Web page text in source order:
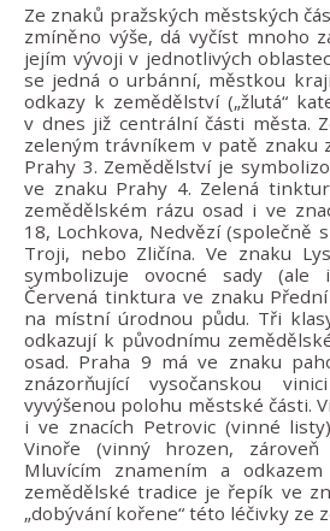
Ze znaků pražských městských
zmíněno výše, dá vyčíst mnoho
jejím vývoji v jednotlivých
se jedná o urbánní, městkou
odkazy k zemědělství („žlutá“
v dnes již centrální části města.
zeleným trávníkem v patě znaku
Prahy 3. Zemědělství je
ve znaku Prahy 4. Zelená
zemědělském rázu osad i ve
18, Lochkova, Nedvězí (společně
Troji, nebo Zličína. Ve znaku
symbolizuje ovocné sady (ale
Červená tinktura ve znaku
na místní úrodnou půdu. Tři
odkazují k původnímu
osad. Praha 9 má ve znaku
znázorňující vysočanskou
vyvýšenou polohu městské části.
i ve znacích Petrovic (vinné
Vinoře (vinný hrozen,
Mluvícím znamením a
zemědělské tradice je řepík ve
„dobývání kořene“ této léčivky ze